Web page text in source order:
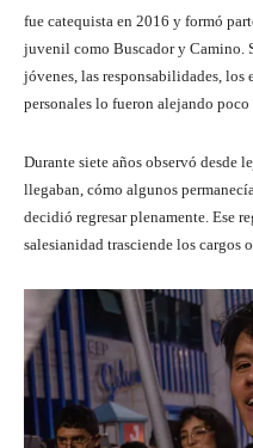
fue catequista en 2016 y formó
juvenil como Buscador y Camino.
jóvenes, las responsabilidades,
personales lo fueron alejando poco
Durante siete años observó desde
llegaban, cómo algunos
decidió regresar plenamente. Ese
salesianidad trasciende los cargos